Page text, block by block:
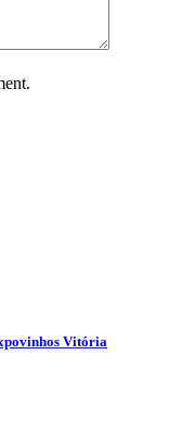
Vitória